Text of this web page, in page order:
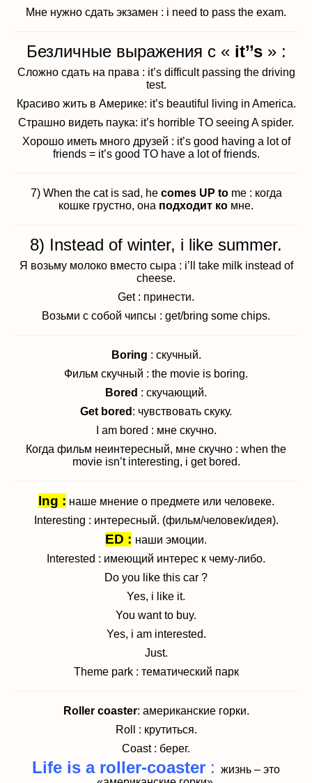
Мне нужно сдать экзамен : i need to pass the exam.
Безличные выражения с «it’’s» :
Сложно сдать на права : it’s difficult passing the driving
test.
Красиво жить в Америке: it’s beautiful living in America.
Страшно видеть паука: it’s horrible TO seeing A spider.
Хорошо иметь много друзей : it’s good having a lot of
friends = it’s good TO have a lot of friends.
7) When the cat is sad, he comes UP tome : когда
кошке грустно, она подходит ко мне.
8) Instead of winter, i like summer.
Я возьму молоко вместо сыра : i’ll take milk instead of
cheese.
Get : принести.
Возьми с собой чипсы : get/bring some chips.
Boring : скучный.
Фильм скучный : the movie is boring.
Bored : скучающий.
Get bored : чувствовать скуку.
I am bored : мне скучно.
Когда фильм неинтересный, мне скучно : when the
movie isn’t interesting, i get bored.
Ing : наше мнение о предмете или человеке.
Interesting : интересный. (фильм/человек/идея).
ED : наши эмоции.
Interested : имеющий интерес к чему-либо.
Do you like this car ?
Yes, i like it.
You want to buy.
Yes, i am interested.
Just.
Theme park : тематический парк
Roller coaster: американские горки.
Roll : крутиться.
Coast : берег.
Life is a roller-coaster : жизнь – это